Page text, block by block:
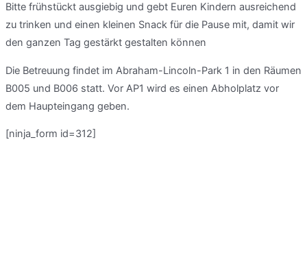
Bitte frühstückt ausgiebig und gebt Euren Kindern ausreichend
zu trinken und einen kleinen Snack für die Pause mit, damit wir
den ganzen Tag gestärkt gestalten können
Die Betreuung findet im Abraham-Lincoln-Park 1 in den Räumen
B005 und B006 statt. Vor AP1 wird es einen Abholplatz vor
dem Haupteingang geben.
[ninja_form id=312]